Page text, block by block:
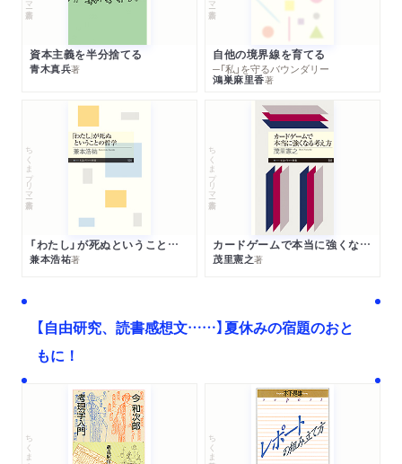
資本主義を半分捨てる
青木真兵著
自他の境界線を育てる
─「私」を守るバウンダリー
鴻巣麻里香著
ちくまプリマー新書
「わたし」が死ぬということの哲学
兼本浩祐著
ちくまプリマー新書
カードゲームで本当に強くなる考え方
茂里憲之著
【自由研究、読書感想文……】夏休みの宿題のおと
もに！
ちくま文庫 ちくま学芸文庫